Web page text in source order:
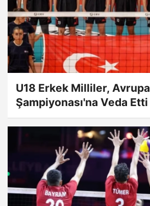
U18 Erkek Milliler, Avrupa
Şampiyonası'na Veda Etti